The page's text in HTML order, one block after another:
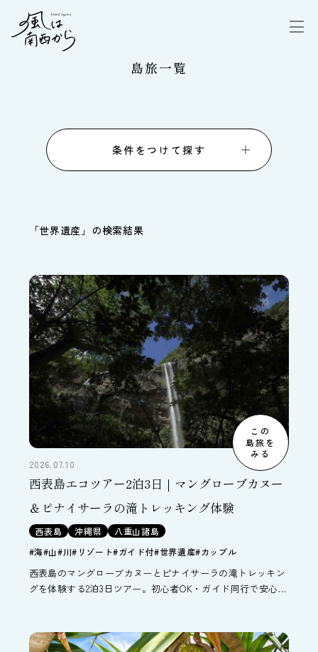
島旅一覧
条件をつけて探す
「世界遺産 」の検索結果
この
島旅を
みる
2026.07.10
西表島エコツアー2泊3日｜マングローブカヌー
＆ピナイサーラの滝トレッキング体験
西表島 沖縄県
八重山諸島
#海#山#川#リゾート#ガイド付#世界遺産#カップル
西表島のマングローブカヌーとピナイサーラの滝トレッキン
グを体験する2泊3日ツアー。初心者OK・ガイド同行で安心。